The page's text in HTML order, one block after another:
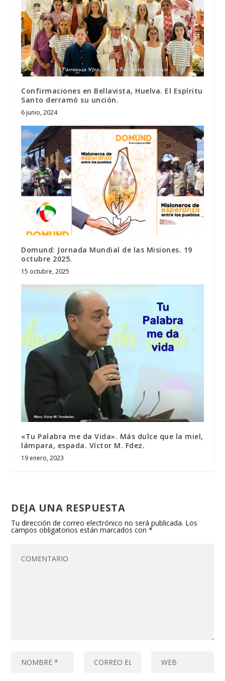
Confirmaciones en Bellavista, Huelva. El Espíritu
Santo derramó su unción.
6 junio, 2024
Domund: Jornada Mundial de las Misiones. 19
octubre 2025.
15 octubre, 2025
«Tu Palabra me da Vida». Más dulce que la miel,
lámpara, espada. Víctor M. Fdez.
19 enero, 2023
DEJA UNA RESPUESTA
Tu dirección de correo electrónico no será publicada. Los
campos obligatorios están marcados con*